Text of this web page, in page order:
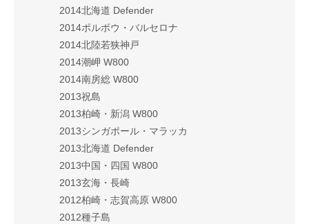
2014北海道 Defender
2014ポルボウ・バルセロナ
2014北陸若狭神戸
2014潮岬 W800
2014南房総 W800
2013祝島
2013柏崎・新潟 W800
2013シンガポール・マラッカ
2013北海道 Defender
2013中国・四国 W800
2013玄海・長崎
2012柏崎・志賀高原 W800
2012種子島